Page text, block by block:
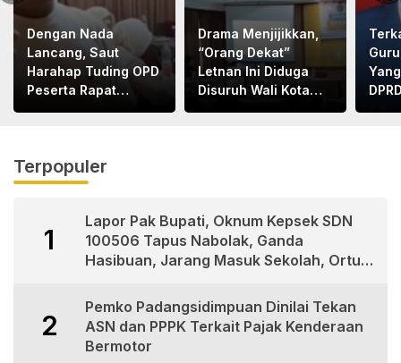
Dengan Nada
Lancang, Saut
Harahap Tuding OPD
Peserta Rapat
Drama Menjijikkan,
“Orang Dekat”
Letnan Ini Diduga
Disuruh Wali Kota
Terpopuler
1
Lapor Pak Bupati, Oknum Kepsek SDN
100506 Tapus Nabolak, Ganda
Hasibuan, Jarang Masuk Sekolah, Ortu
2
Pemko Padangsidimpuan Dinilai Tekan
ASN dan PPPK Terkait Pajak Kenderaan
Bermotor